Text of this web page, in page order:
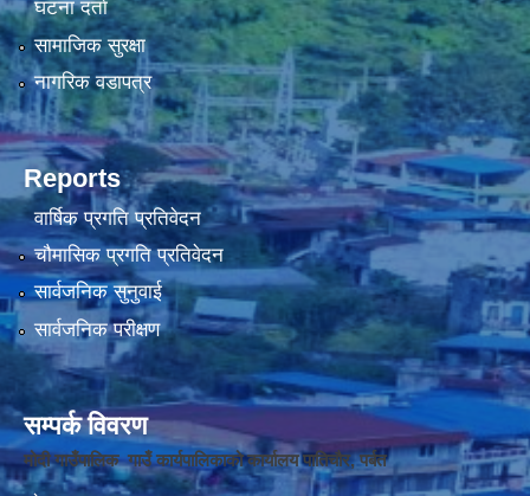
घटना दर्ता
सामाजिक सुरक्षा
नागरिक वडापत्र
Reports
वार्षिक प्रगति प्रतिवेदन
चौमासिक प्रगति प्रतिवेदन
सार्वजनिक सुनुवाई
सार्वजनिक परीक्षण
सम्पर्क विवरण
मोदी गाउँपालिक गाउँ कार्यपालिकाको कार्यालय पातिचौर, पर्बत